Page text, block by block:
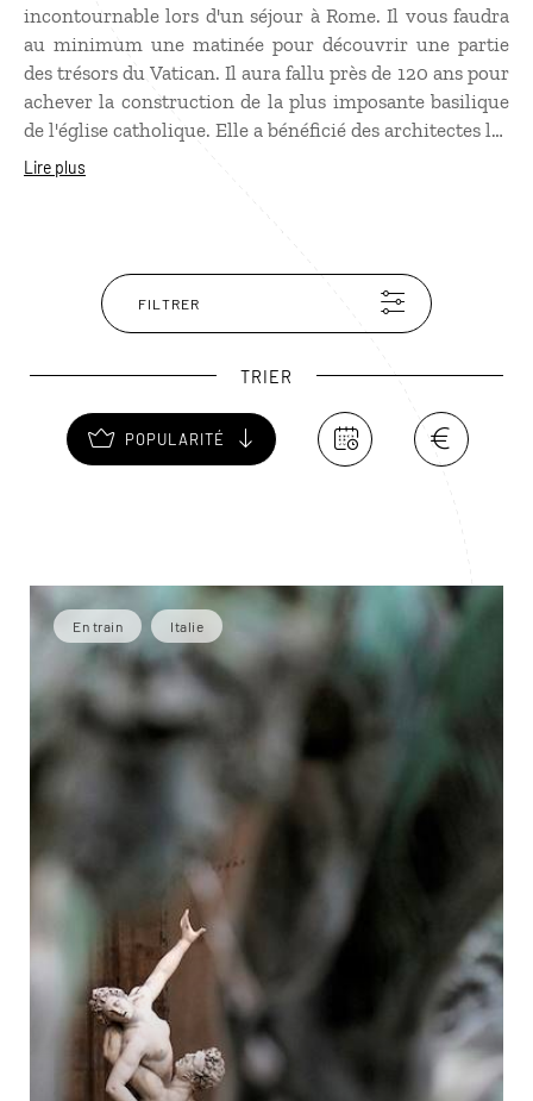
incontournable lors d'un séjour à Rome. Il vous faudra
au minimum une matinée pour découvrir une partie
des trésors du Vatican. Il aura fallu près de 120 ans pour
achever la construction de la plus imposante basilique
de l'église catholique. Elle a bénéficié des architectes les
plus illustres que sont Michel-Ange et le Bernin. Si
l'angélus pontifical : la place se remplie des pèlerins
venus voir le Pape et se recueillir sur ce lieu saint de la
chrétienté.
Lire plus
FILTRER
TRIER
POPULARITÉ
En train Italie